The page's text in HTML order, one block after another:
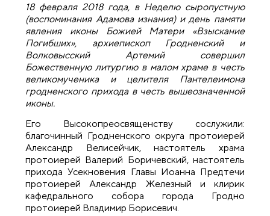
18 февраля 2018 года, в Неделю сыропустную
(воспоминания Адамова изнания) и день памяти
явления иконы Божией Матери «Взыскание
Погибших», архиепископ Гродненский и
Волковысский Артемий совершил
Божественную литургию в малом храме в честь
великомученика и целителя Пантелеимона
гродненского прихода в честь вышеозначенной
иконы.
Его Высокопреосвященству сослужили:
благочинный Гродненского округа протоиерей
Александр Велисейчик, настоятель храма
протоиерей Валерий Боричевский, настоятель
прихода Усекновения Главы Иоанна Предтечи
протоиерей Александр Железный и клирик
кафедрального собора города Гродно
протоиерей Владимир Борисевич.